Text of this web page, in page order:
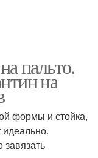
пальто.
на
формы и стойка,